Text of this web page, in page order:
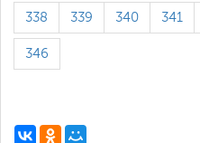
338 339 340 341
346